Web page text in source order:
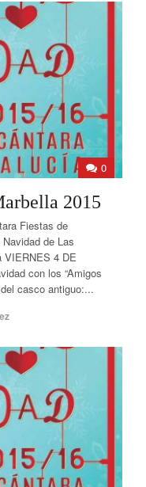
0
2015
Fiestas de
de Las
VIERNES 4 DE
con los “Amigos
casco antiguo:...